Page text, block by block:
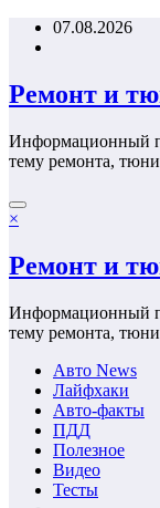
Перейти07.08.2026
Ремонт и
Информационный
тему ремонта,
×
Ремонт и
Информационный
тему ремонта,
Авто News
Лайфхаки
Авто-факты
ПДД
Полезное
Видео
Тесты